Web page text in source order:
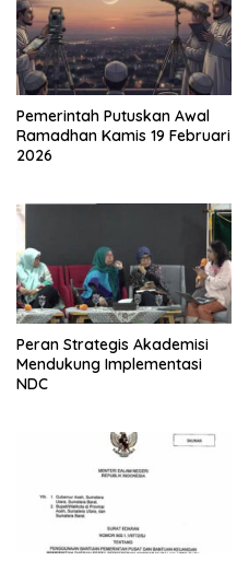
Pemerintah Putuskan Awal
Ramadhan Kamis 19 Februari
2026
Peran Strategis Akademisi
Mendukung Implementasi
NDC